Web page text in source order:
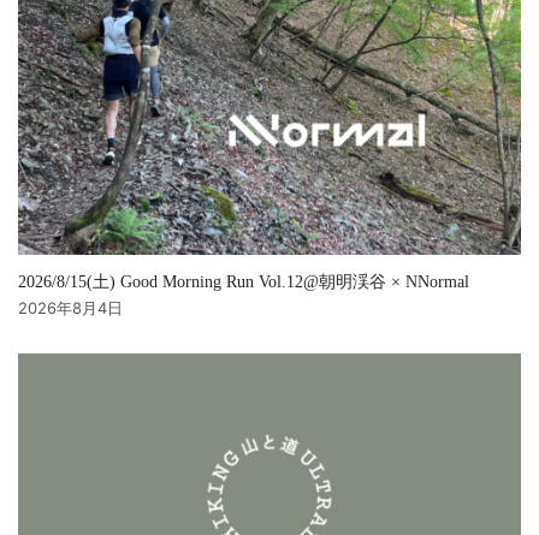
2026/8/15(土) Good Morning Run Vol.12@朝明渓谷 × NNormal
2026年8月4日